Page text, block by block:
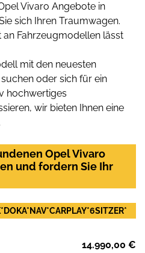
Vivaro Angebote in
sich Ihren Traumwagen.
Fahrzeugmodellen lässt
mit den neuesten
oder sich für ein
hochwertiges
wir bieten Ihnen eine
Opel Vivaro
und fordern Sie Ihr
14.990,00 €